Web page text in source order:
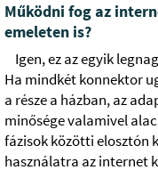
Működni fog az
emeleten is?
Igen, ez az egyik
Ha mindkét konnektor
a része a házban, az
minősége valamivel
fázisok közötti elosztón
használatra az internet